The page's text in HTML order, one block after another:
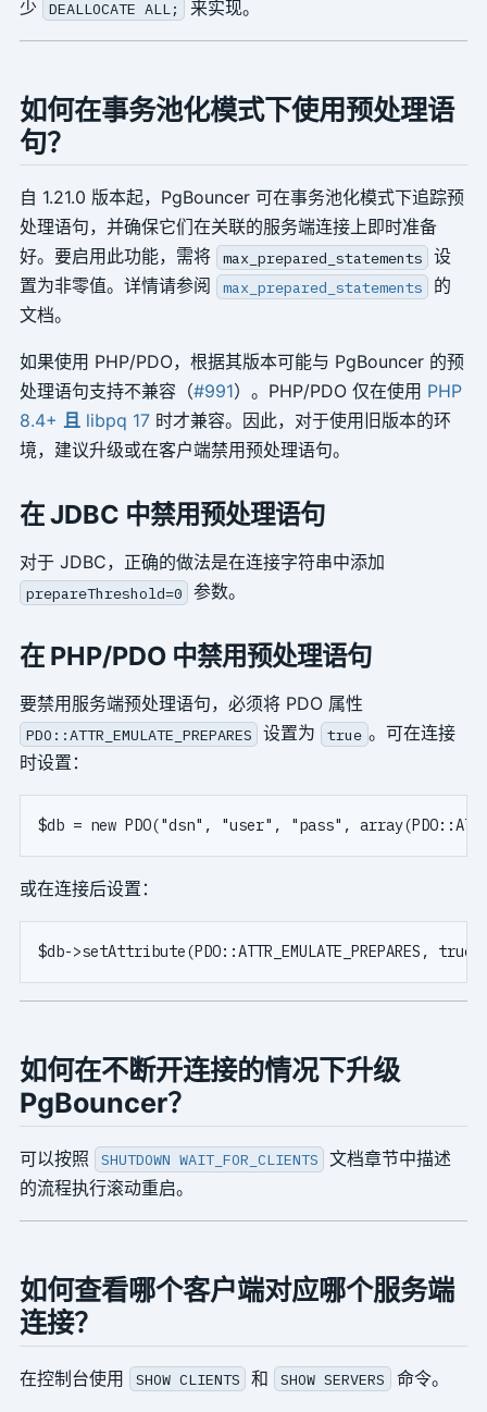
少 DEALLOCATE ALL; 来实现。
如何在事务池化模式下使用预处理语
句？
自 1.21.0 版本起，PgBouncer 可在事务池化模式下追踪预
处理语句，并确保它们在关联的服务端连接上即时准备
好。要启用此功能，需将
max_prepared_statements
设
置为非零值。详情请参阅
max_prepared_statements
的
文档。
如果使用 PHP/PDO，根据其版本可能与 PgBouncer 的预
处理语句支持不兼容（#991）。PHP/PDO 仅在使用 PHP
8.4+ 且libpq 17时才兼容。因此，对于使用旧版本的环
境，建议升级或在客户端禁用预处理语句。
在 JDBC 中禁用预处理语句
对于 JDBC，正确的做法是在连接字符串中添加
prepareThreshold=0 参数。
在 PHP/PDO 中禁用预处理语句
要禁用服务端预处理语句，必须将 PDO 属性
PDO::ATTR_EMULATE_PREPARES 设置为 true 。可在连接
时设置：
或在连接后设置：
如何在不断开连接的情况下升级
PgBouncer？
可以按照 SHUTDOWN WAIT_FOR_CLIENTS
文档章节中描述
的流程执行滚动重启。
如何查看哪个客户端对应哪个服务端
连接？
在控制台使用 SHOW CLIENTS 和 SHOW SERVERS 命令。